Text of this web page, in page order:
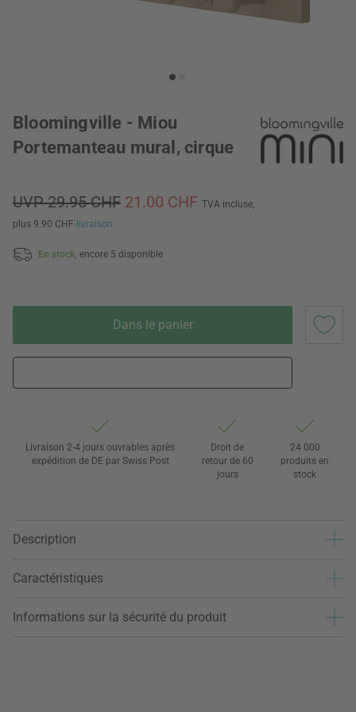
Bloomingville - Miou
Portemanteau mural, cirque
UVP 29.95 CHF 21.00 CHF TVA incluse,
plus 9.90 CHF livraison
En stock, encore 5 disponible
Dans le panier
Livraison 2-4 jours ouvrables après
expédition de DE par Swiss Post
Droit de
retour de 60
jours
24 000
produits en
stock
Description
Caractéristiques
Informations sur la sécurité du produit